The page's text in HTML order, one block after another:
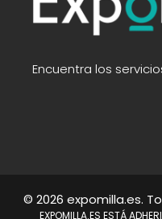
Encuentra los
© 2026 expomilla.es.
EXPOMILLA.ES ESTÁ